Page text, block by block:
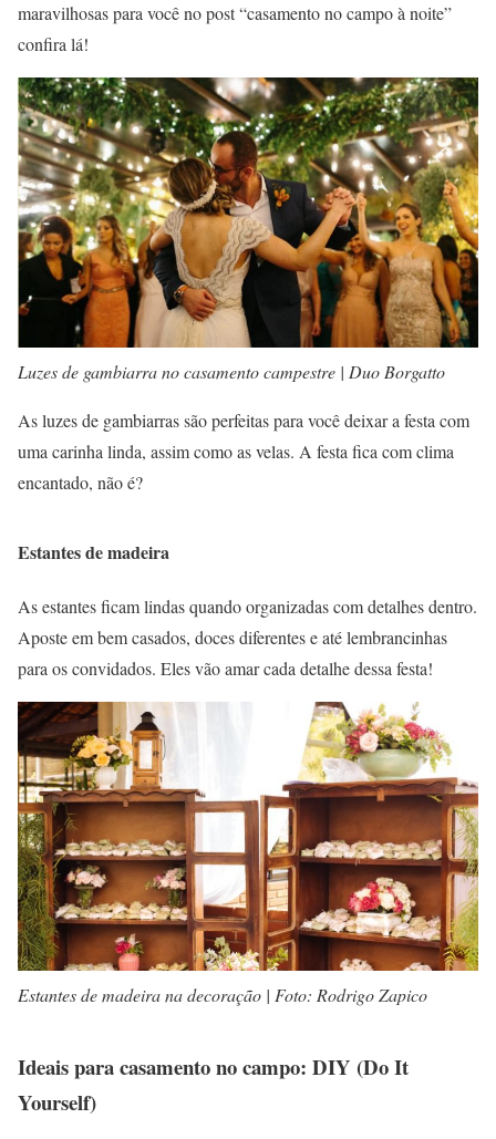
maravilhosas para você no post “casamento no campo à noite”
confira lá!
Luzes de gambiarra no casamento campestre | Duo Borgatto
As luzes de gambiarras são perfeitas para você deixar a festa com
uma carinha linda, assim como as velas. A festa fica com clima
encantado, não é?
Estantes de madeira
As estantes ficam lindas quando organizadas com detalhes dentro.
Aposte em bem casados, doces diferentes e até lembrancinhas
para os convidados. Eles vão amar cada detalhe dessa festa!
Estantes de madeira na decoração | Foto: Rodrigo Zapico
Ideais para casamento no campo: DIY (Do It
Yourself)